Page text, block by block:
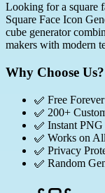
Looking for a square
Square Face Icon
cube generator
makers with modern
Why Choose Us?
✅ Free
✅ 200+
✅ Instant
✅ Works on
✅ Privacy
✅ Random